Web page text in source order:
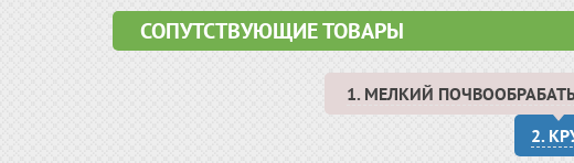
СОПУТСТВУЮЩИЕ ТОВАРЫ
1. МЕЛКИЙ
2.